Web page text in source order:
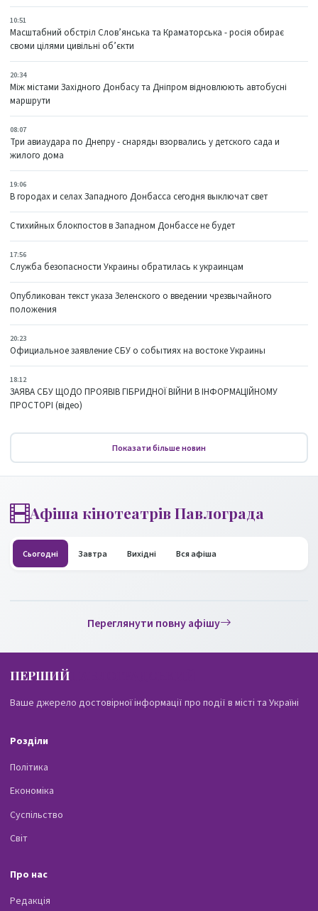
10:51
Масштабний обстріл Слов’янська та Краматорська - росія обирає
своми цілями цивільні об’єкти
20:34
Між містами Західного Донбасу та Дніпром відновлюють автобусні
маршрути
08:07
Три авиаудара по Днепру - снаряды взорвались у детского сада и
жилого дома
19:06
В городах и селах Западного Донбасса сегодня выключат свет
Стихийных блокпостов в Западном Донбассе не будет
17:56
Служба безопасности Украины обратилась к украинцам
Опубликован текст указа Зеленского о введении чрезвычайного
положения
20:23
Официальное заявление СБУ о событиях на востоке Украины
18:12
ЗАЯВА СБУ ЩОДО ПРОЯВІВ ГІБРИДНОЇ ВІЙНИ В ІНФОРМАЦІЙНОМУ
ПРОСТОРІ (відео)
Показати більше новин
Афіша кінотеатрів Павлограда
Сьогодні Завтра Вихідні Вся афіша
Переглянути повну афішу
ПЕРШИЙ
Ваше джерело достовірної інформації про події в місті та Україні
Розділи
Політика
Економіка
Суспільство
Світ
Про нас
Редакція